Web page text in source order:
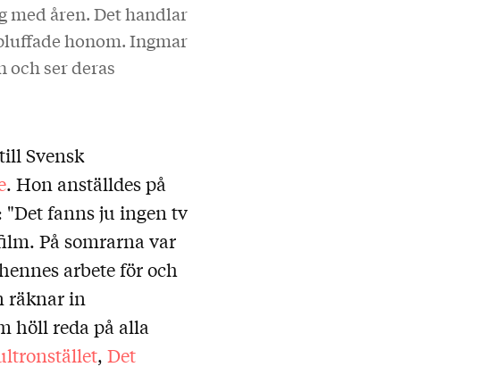
med åren. Det handlar
honom. Ingmar
ser deras
Svensk
. Hon anställdes på
"Det fanns ju ingen tv
På somrarna var
arbete för och
räknar in
höll reda på alla
, Det